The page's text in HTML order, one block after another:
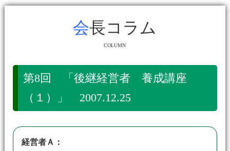
会長コラム
COLUMN
第8回 「後継経営者 養成講座
（１）」 2007.12.25
経営者Ａ：